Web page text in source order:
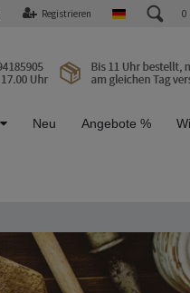
Registrieren 0
Neu Angebote %